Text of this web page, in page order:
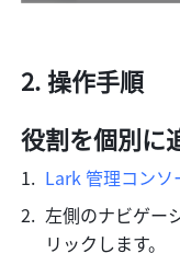
操作手順
役割を個別に
Lark 管理コンソ
左側のナビゲー
リックします。